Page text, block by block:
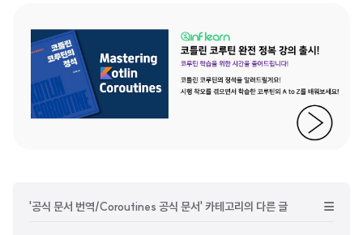
'공식 문서 번역/Coroutines 공식 문서' 카테고리의 다른 글